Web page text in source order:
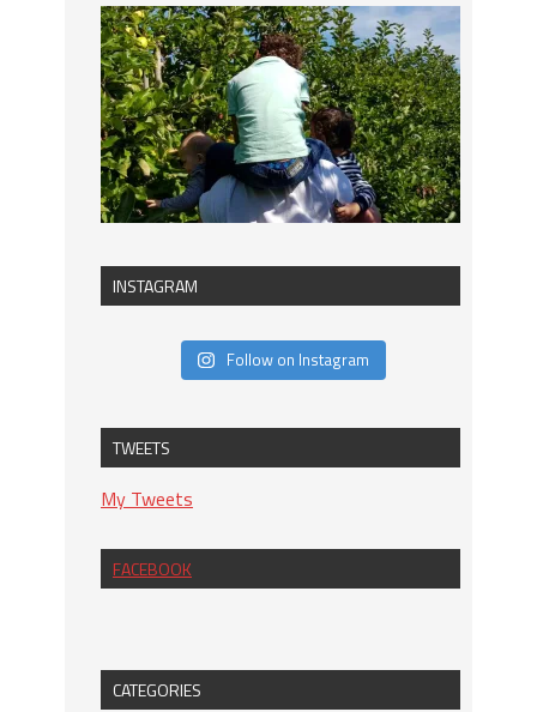
INSTAGRAM
Follow on Instagram
TWEETS
My Tweets
FACEBOOK
CATEGORIES